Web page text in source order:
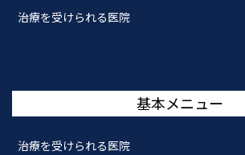
治療を受けられる医院
基本メニュー
治療を受けられる医院